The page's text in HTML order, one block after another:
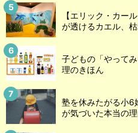
【エリック・カー
が透けるカエル、
子どもの「やって
理のきほん
塾を休みたがる小
が気づいた本当の